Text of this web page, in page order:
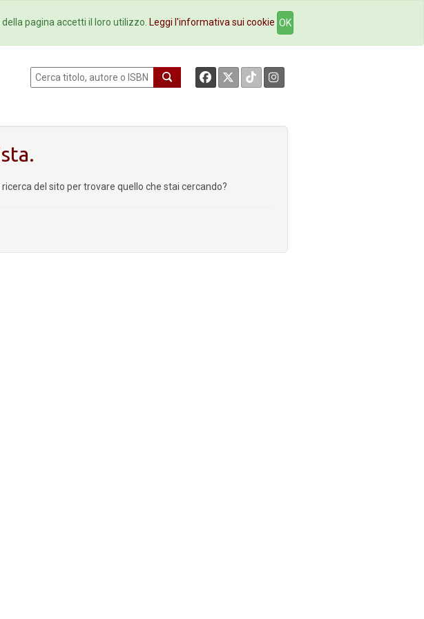
Newsletter Ebookstore Contatti
del sito per trovare quello che stai cercando?
pagina accetti il loro utilizzo. Leggi l'informativa sui cookie OK